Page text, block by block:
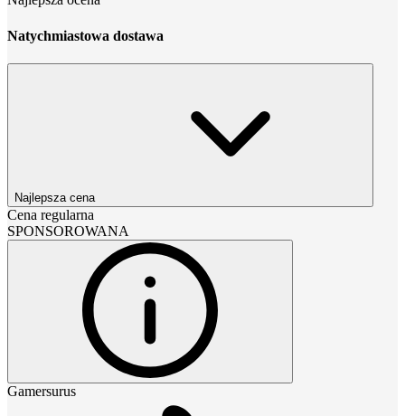
Natychmiastowa dostawa
Najlepsza cena
Cena regularna
SPONSOROWANA
Gamersurus